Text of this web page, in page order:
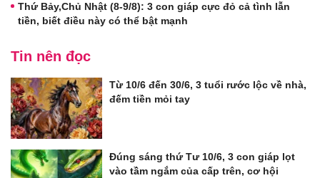
Thứ Bảy,Chủ Nhật (8-9/8): 3 con giáp cực đỏ cả tình lẫn
tiền, biết điều này có thể bật mạnh
Tin nên đọc
Từ 10/6 đến 30/6, 3 tuổi rước lộc về nhà,
đếm tiền mỏi tay
Đúng sáng thứ Tư 10/6, 3 con giáp lọt
vào tầm ngắm của cấp trên, cơ hội